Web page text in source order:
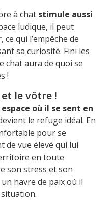
à chat stimule aussi
ludique, il peut
qui l’empêche de
sa curiosité. Fini les
chat aura de quoi se
!
le vôtre !
espace où il se sent en
le refuge idéal. En
pour se
de vue élevé qui lui
en toute
son stress et son
havre de paix où il